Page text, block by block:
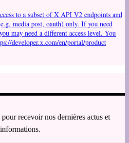
to a subset of X API V2 endpoints and
media post, oauth) only. If you need
may need a different access level. You
developer.x.com/en/portal/product
recevoir nos dernières actus et
informations.